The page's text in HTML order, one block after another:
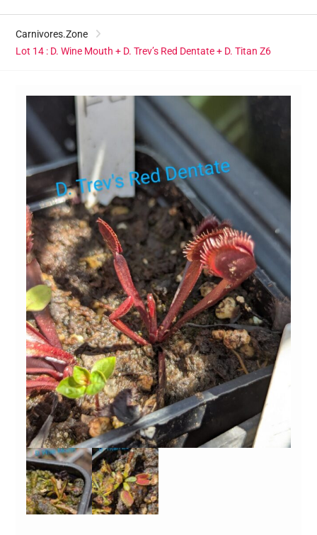
Carnivores.Zone
Lot 14 : D. Wine Mouth + D. Trev’s Red Dentate + D. Titan Z6